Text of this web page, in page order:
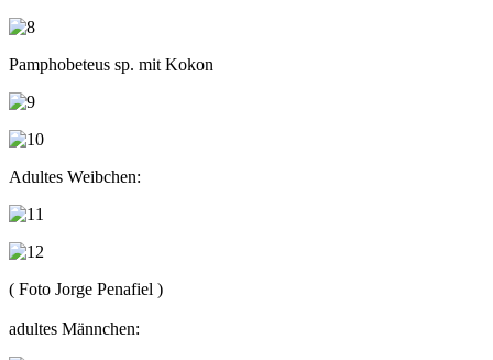
Pamphobeteus sp. mit Kokon
Adultes Weibchen:
( Foto Jorge Penafiel )
adultes Männchen: